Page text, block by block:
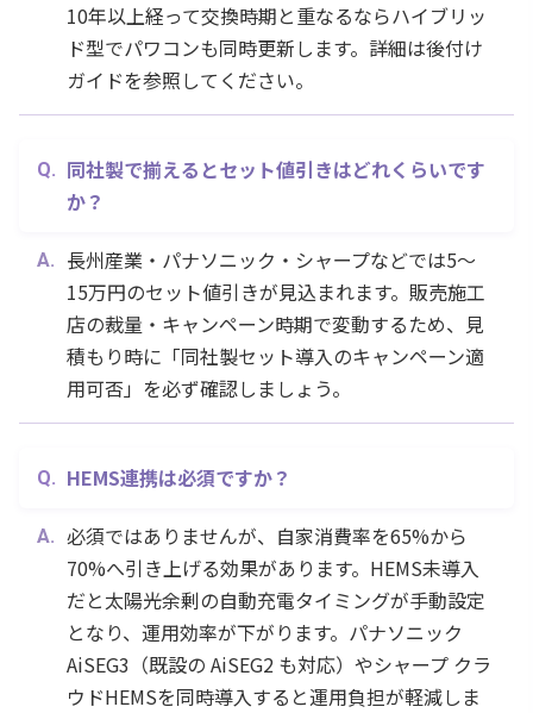
10年以上経って交換時期と重なるならハイブリッ
ド型でパワコンも同時更新します。詳細は後付け
ガイドを参照してください。
同社製で揃えるとセット値引きはどれくらいです
か？
長州産業・パナソニック・シャープなどでは5〜
15万円のセット値引きが見込まれます。販売施工
店の裁量・キャンペーン時期で変動するため、見
積もり時に「同社製セット導入のキャンペーン適
用可否」を必ず確認しましょう。
HEMS連携は必須ですか？
必須ではありませんが、自家消費率を65%から
70%へ引き上げる効果があります。HEMS未導入
だと太陽光余剰の自動充電タイミングが手動設定
となり、運用効率が下がります。パナソニック
AiSEG3（既設の AiSEG2 も対応）やシャープ クラ
ウドHEMSを同時導入すると運用負担が軽減しま